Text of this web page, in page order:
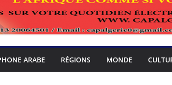
ARABE RÉGIONS MONDE